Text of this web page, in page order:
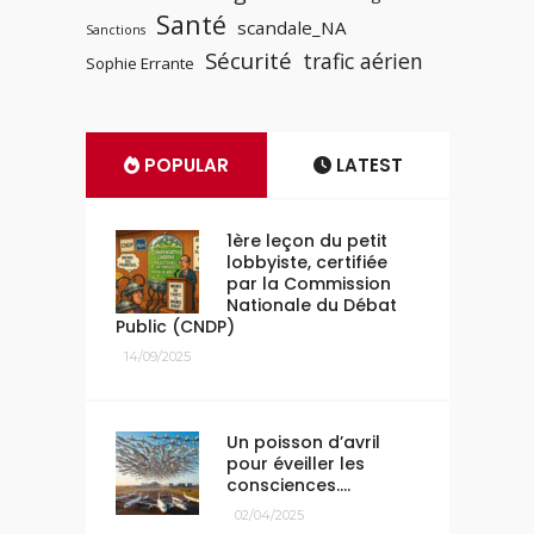
Sanctions Santé scandale_NA
Sophie Errante Sécurité trafic aérien
POPULAR LATEST
1ère leçon du petit
lobbyiste, certifiée
par la Commission
Nationale du Débat
Public (CNDP)
14/09/2025
Un poisson d’avril
pour éveiller les
consciences….
02/04/2025